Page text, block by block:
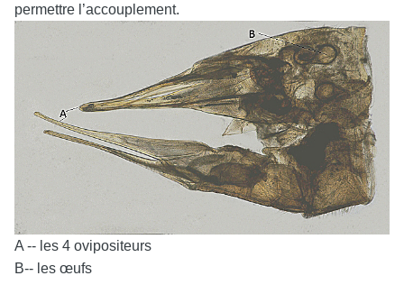
permettre l’accouplement.
A -- les 4 ovipositeurs
B-- les œufs